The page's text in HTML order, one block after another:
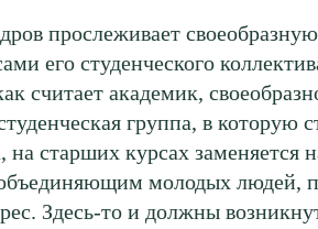
прослеживает
его студенческого
считает академик,
группа, в которую
на старших курсах
молодых людей,
Здесь-то и должны